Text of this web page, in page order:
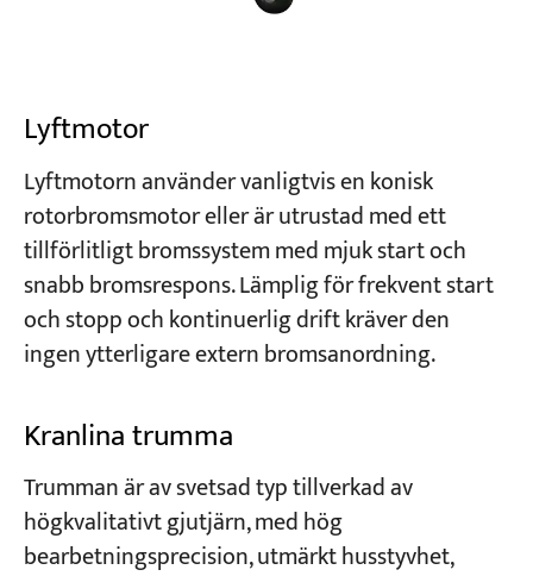
Lyftmotor
Lyftmotorn använder vanligtvis en konisk
rotorbromsmotor eller är utrustad med ett
tillförlitligt bromssystem med mjuk start och
snabb bromsrespons. Lämplig för frekvent start
och stopp och kontinuerlig drift kräver den
ingen ytterligare extern bromsanordning.
Kranlina trumma
Trumman är av svetsad typ tillverkad av
högkvalitativt gjutjärn, med hög
bearbetningsprecision, utmärkt husstyvhet,